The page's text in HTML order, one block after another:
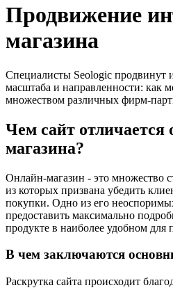
Продвижение
магазина
Специалисты Seologic продвинут
масштаба и направленности: как
множеством различных фирм-
Чем сайт отличается
магазина?
Онлайн-магазин - это множество
из которых призвана убедить
покупки. Одно из его
предоставить максимально
продукте в наиболее удобном для
В чем заключаются
Раскрутка сайта происходит